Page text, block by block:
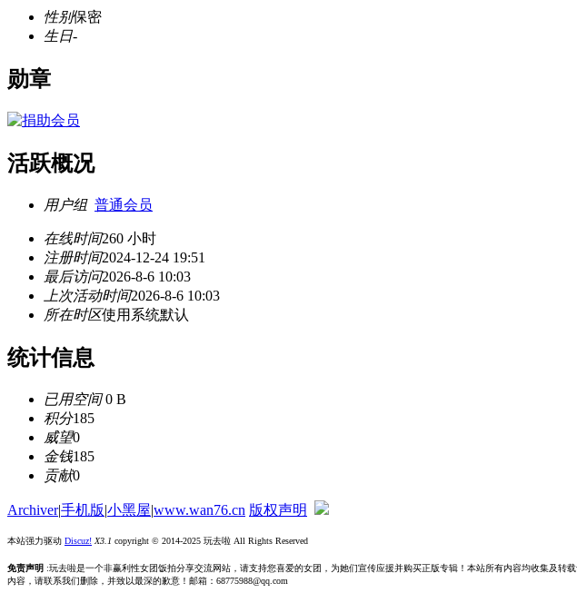
性别保密
生日-
勋章
活跃概况
用户组 普通会员
在线时间260 小时
注册时间2024-12-24 19:51
最后访问2026-8-6 10:03
上次活动时间2026-8-6 10:03
所在时区使用系统默认
统计信息
已用空间0 B
积分185
威望0
金钱185
贡献0
Archiver|手机版|小黑屋|www.wan76.cn 版权声明
本站强力驱动 Discuz! X3.1 copyright © 2014-2025 玩去啦 All Rights Reserved
免责声明 :玩去啦是一个非赢利性女团饭拍分享交流网站，请支持您喜爱的女团，为她们宣传应援并购买正版专辑！本站所有内容均收集及
內容，请联系我们删除，并致以最深的歉意！邮箱：68775988@qq.com